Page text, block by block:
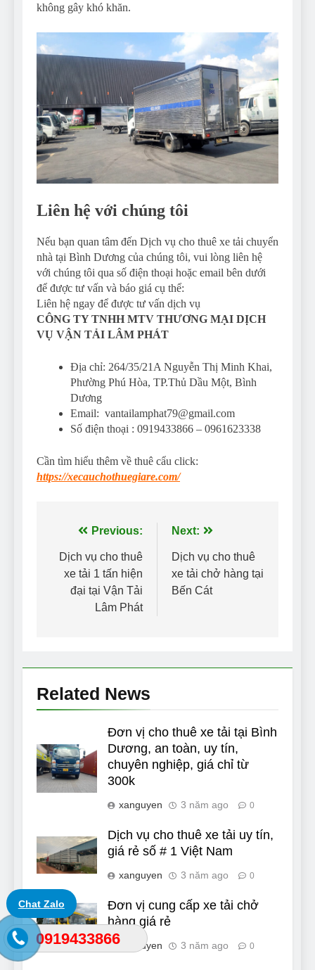
không gây khó khăn.
Liên hệ với chúng tôi
Nếu bạn quan tâm đến Dịch vụ cho thuê xe tải chuyển
nhà tại Bình Dương của chúng tôi, vui lòng liên hệ
với chúng tôi qua số điện thoại hoặc email bên dưới
để được tư vấn và báo giá cụ thể:
Liên hệ ngay để được tư vấn dịch vụ
CÔNG TY TNHH MTV THƯƠNG MẠI DỊCH
VỤ VẬN TẢI LÂM PHÁT
Địa chỉ: 264/35/21A Nguyễn Thị Minh Khai,
Phường Phú Hòa, TP.Thủ Dầu Một, Bình
Dương
Email: vantailamphat79@gmail.com
Số điện thoại : 0919433866 – 0961623338
Cần tìm hiểu thêm về thuê cẩu click:
https://xecauchothuegiare.com/
Điều
hướng
bài
Previous:
Dịch vụ cho thuê
xe tải 1 tấn hiện
đại tại Vận Tải
Lâm Phát
Next:
Dịch vụ cho thuê
xe tải chở hàng tại
Bến Cát
Related News
Đơn vị cho thuê xe tải tại Bình
Dương, an toàn, uy tín,
chuyên nghiệp, giá chỉ từ
300k
xanguyen 3 năm ago 0
Dịch vụ cho thuê xe tải uy tín,
giá rẻ số # 1 Việt Nam
xanguyen 3 năm ago 0
Đơn vị cung cấp xe tải chở
hàng giá rẻ
xanguyen 3 năm ago 0
Chat Zalo
0919433866